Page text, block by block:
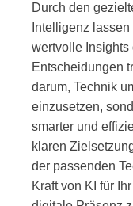
Durch den
Intelligenz
wertvolle
Entscheidungen
darum, Technik
einzusetzen,
smarter und
klaren
der passenden
Kraft von KI für